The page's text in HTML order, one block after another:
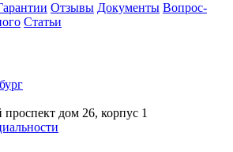
Отзывы Документы Вопрос-
Статьи
дом 26, корпус 1